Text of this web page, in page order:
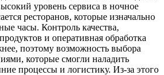
уровень сервиса в ночное
ресторанов, которые изначально
часы. Контроль качества,
и оперативная обработка
поэтому возможность выбора
которые смогли наладить
процессы и логистику. Из-за этого